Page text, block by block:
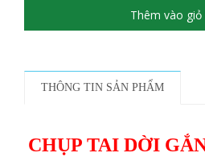
Thêm vào giỏ
THÔNG TIN SẢN PHẨM
CHỤP TAI DỜI